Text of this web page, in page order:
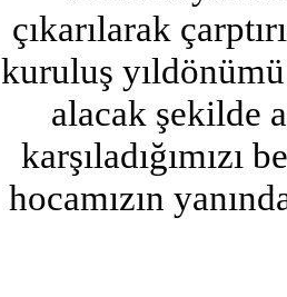
çıkarılarak
kuruluş
alacak şekilde
hocamızın